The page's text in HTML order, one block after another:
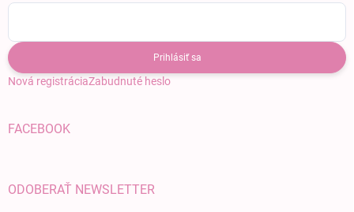
Prihlásiť sa
Nová registráciaZabudnuté heslo
FACEBOOK
ODOBERAŤ NEWSLETTER